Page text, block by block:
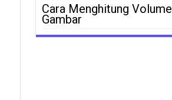
Cara Menghitung Volume
Gambar